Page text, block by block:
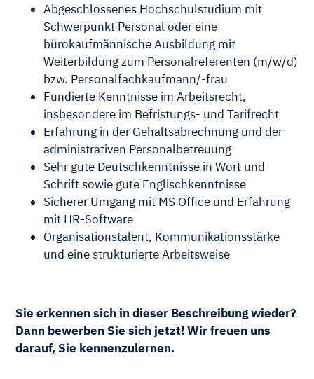
Abgeschlossenes Hochschulstudium mit
Schwerpunkt Personal oder eine
bürokaufmännische Ausbildung mit
Weiterbildung zum Personalreferenten (m/w/d)
bzw. Personalfachkaufmann/-frau
Fundierte Kenntnisse im Arbeitsrecht,
insbesondere im Befristungs- und Tarifrecht
Erfahrung in der Gehaltsabrechnung und der
administrativen Personalbetreuung
Sehr gute Deutschkenntnisse in Wort und
Schrift sowie gute Englischkenntnisse
Sicherer Umgang mit MS Office und Erfahrung
mit HR-Software
Organisationstalent, Kommunikationsstärke
und eine strukturierte Arbeitsweise
Sie erkennen sich in dieser Beschreibung wieder?
Dann bewerben Sie sich jetzt! Wir freuen uns
darauf, Sie kennenzulernen.